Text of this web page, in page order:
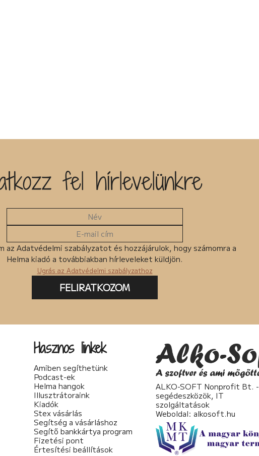
fel hírlevelünkre
az Adatvédelmi szabályzatot és hozzájárulok, hogy számomra a
Helma kiadó a továbbiakban hírleveleket küldjön.
Ugrás az Adatvédelmi szabályzathoz
FELIRATKOZOM
Hasznos linkek
Amiben segíthetünk
Podcast-ek
Helma hangok
Illusztrátoraink
Kiadók
Stex vásárlás
Segítség a vásárláshoz
Segítő bankkártya program
Fizetési pont
Értesítési beállítások
ALKO-SOFT Nonprofit Bt. -
segédeszközök, IT
szolgáltatások
Weboldal: alkosoft.hu